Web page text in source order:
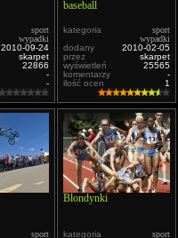
sport
wypadki
2010-09-24
skarpet
22866
-
-
baseball
kategoria
sport
wypadki
dodany
2010-02-05
przez
skarpet
wyświetleń
25565
komentarzy
-
ilość ocen
1
sport
Blondynki
kategoria
sport